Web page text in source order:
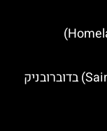
מוזיאון המלחמה (Homeland War Museum)